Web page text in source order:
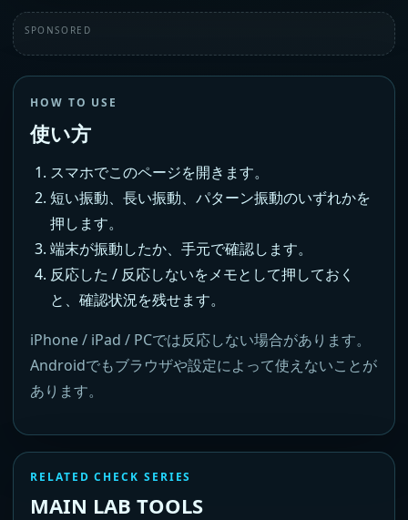
SPONSORED
HOW TO USE
使い方
スマホでこのページを開きます。
短い振動、長い振動、パターン振動のいずれかを
押します。
端末が振動したか、手元で確認します。
反応した / 反応しないをメモとして押しておく
と、確認状況を残せます。
iPhone / iPad / PCでは反応しない場合があります。
Androidでもブラウザや設定によって使えないことが
あります。
RELATED CHECK SERIES
MAIN LAB TOOLS